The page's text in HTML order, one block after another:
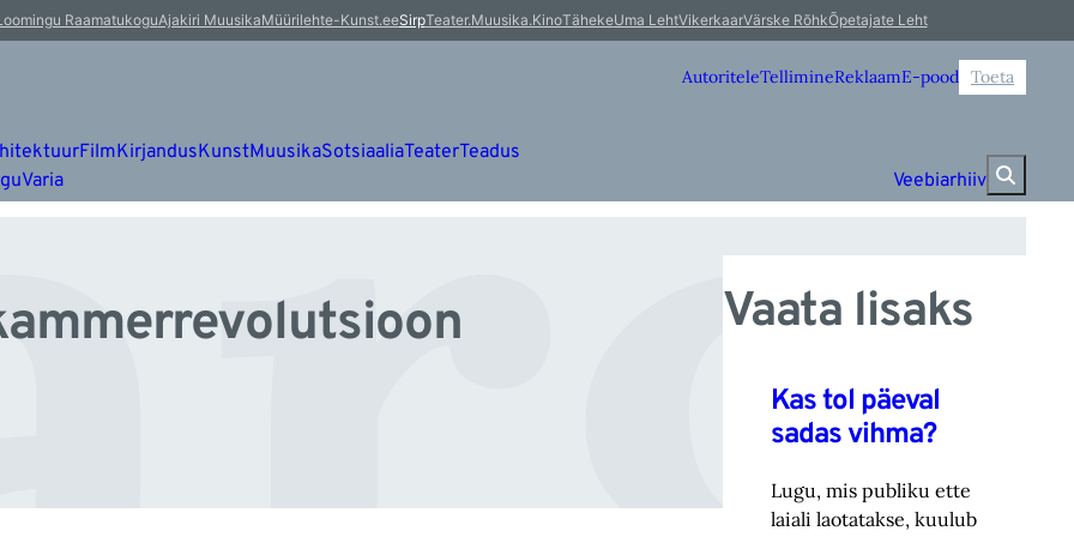
RaamatukoguAjakiri MuusikaMüürilehte-Kunst.eeSirpTeater.Muusika.KinoTähekeUma LehtVikerkaarVärske RõhkÕpetajate Leht
AutoriteleTellimineReklaamE-pood Toeta
FilmKirjandusKunstMuusikaSotsiaaliaTeaterTeadus
Varia Veebiarhiiv
Vaata lisaks
Kas tol päeval
sadas vihma?
Lugu, mis publiku ette
laiali laotatakse, kuulub